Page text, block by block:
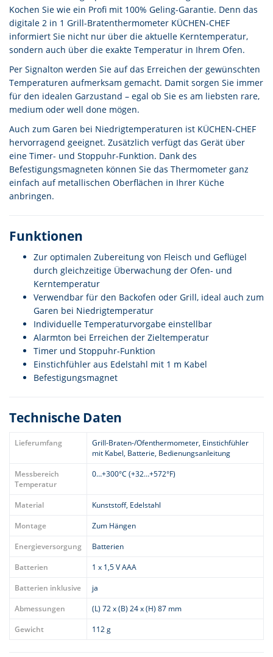
Kochen Sie wie ein Profi mit 100% Geling-Garantie. Denn das
digitale 2 in 1 Grill-Bratenthermometer KÜCHEN-CHEF
informiert Sie nicht nur über die aktuelle Kerntemperatur,
sondern auch über die exakte Temperatur in Ihrem Ofen.
Per Signalton werden Sie auf das Erreichen der gewünschten
Temperaturen aufmerksam gemacht. Damit sorgen Sie immer
für den idealen Garzustand – egal ob Sie es am liebsten rare,
medium oder well done mögen.
Auch zum Garen bei Niedrigtemperaturen ist KÜCHEN-CHEF
hervorragend geeignet. Zusätzlich verfügt das Gerät über
eine Timer- und Stoppuhr-Funktion. Dank des
Befestigungsmagneten können Sie das Thermometer ganz
einfach auf metallischen Oberflächen in Ihrer Küche
anbringen.
Funktionen
Zur optimalen Zubereitung von Fleisch und Geflügel
durch gleichzeitige Überwachung der Ofen- und
Kerntemperatur
Verwendbar für den Backofen oder Grill, ideal auch zum
Garen bei Niedrigtemperatur
Individuelle Temperaturvorgabe einstellbar
Alarmton bei Erreichen der Zieltemperatur
Timer und Stoppuhr-Funktion
Einstichfühler aus Edelstahl mit 1 m Kabel
Befestigungsmagnet
Technische Daten
Lieferumfang
Grill-Braten-/Ofenthermometer, Einstichfühler
mit Kabel, Batterie, Bedienungsanleitung
Messbereich
Temperatur
0…+300°C (+32…+572°F)
Material
Kunststoff, Edelstahl
Montage
Zum Hängen
Energieversorgung
Batterien
Batterien
1 x 1,5 V AAA
Batterien inklusive
ja
Abmessungen
(L) 72 x (B) 24 x (H) 87 mm
Gewicht
112 g